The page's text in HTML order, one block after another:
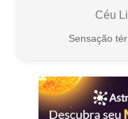
Céu
Sensação